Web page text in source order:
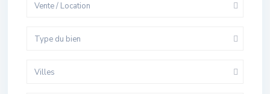
Vente / Location
Type du bien
Villes